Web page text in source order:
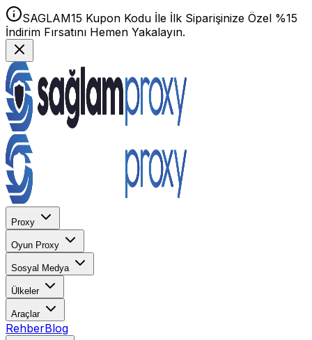
SAGLAM15 Kupon Kodu İle İlk Siparişinize Özel %15
İndirim Fırsatını Hemen Yakalayın.
Proxy
Oyun Proxy
Sosyal Medya
Ülkeler
Araçlar
RehberBlog